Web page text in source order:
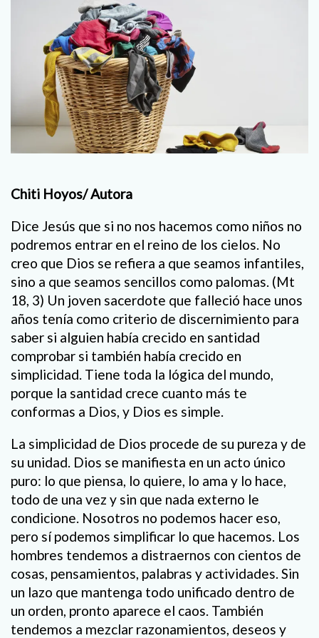
Chiti Hoyos/ Autora
Dice Jesús que si no nos hacemos como niños no
podremos entrar en el reino de los cielos. No
creo que Dios se refiera a que seamos infantiles,
sino a que seamos sencillos como palomas. (Mt
18, 3) Un joven sacerdote que falleció hace unos
años tenía como criterio de discernimiento para
saber si alguien había crecido en santidad
comprobar si también había crecido en
simplicidad. Tiene toda la lógica del mundo,
porque la santidad crece cuanto más te
conformas a Dios, y Dios es simple.
La simplicidad de Dios procede de su pureza y de
su unidad. Dios se manifiesta en un acto único
puro: lo que piensa, lo quiere, lo ama y lo hace,
todo de una vez y sin que nada externo le
condicione. Nosotros no podemos hacer eso,
pero sí podemos simplificar lo que hacemos. Los
hombres tendemos a distraernos con cientos de
cosas, pensamientos, palabras y actividades. Sin
un lazo que mantenga todo unificado dentro de
un orden, pronto aparece el caos. También
tendemos a mezclar razonamientos, deseos y